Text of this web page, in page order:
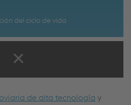
del ciclo de vida
de alta tecnología y